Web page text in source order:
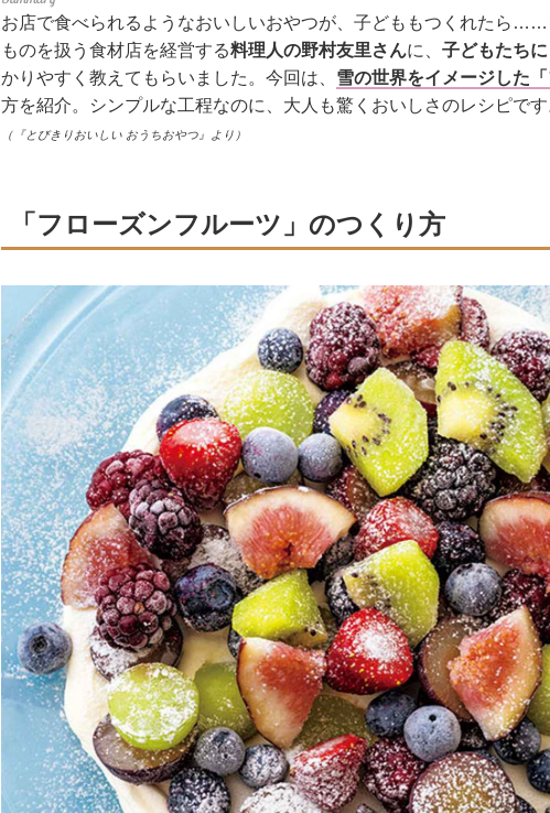
お店で食べられるようなおいしいおやつが、子どももつくれたら
ものを扱う食材店を経営する料理人の野村友里さんに、 子どもたち
かりやすく教えてもらいました。今回は、 雪の世界をイメージした
方を紹介。シンプルな工程なのに、大人も驚くおいしさのレシピです
（『とびきりおいしい おうちおやつ』より）
「フローズンフルーツ」のつくり方